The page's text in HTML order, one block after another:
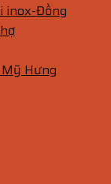
inox-Đồng
Hưng